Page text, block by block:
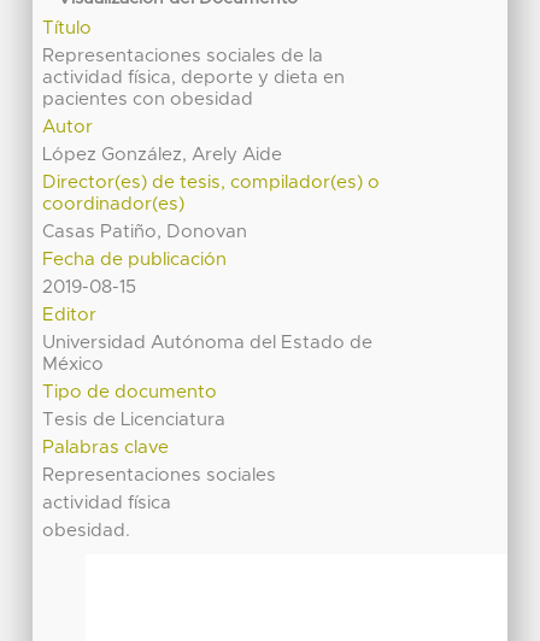
Título
Representaciones sociales de la
actividad física, deporte y dieta en
pacientes con obesidad
Autor
López González, Arely Aide
Director(es) de tesis, compilador(es) o
coordinador(es)
Casas Patiño, Donovan
Fecha de publicación
2019-08-15
Editor
Universidad Autónoma del Estado de
México
Tipo de documento
Tesis de Licenciatura
Palabras clave
Representaciones sociales
actividad física
obesidad.